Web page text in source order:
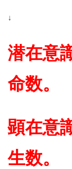
↓
潜在意
命数。
顕在意
生数。